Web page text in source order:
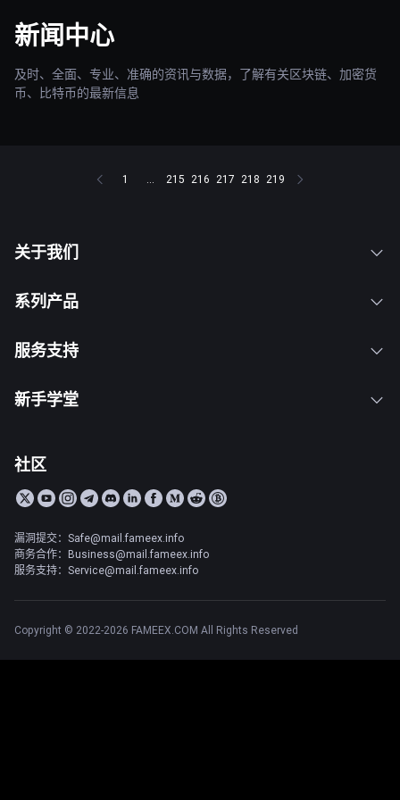
新闻中心
及时、全面、专业、准确的资讯与数据，了解有关区块链、加密货
币、比特币的最新信息
1 ... 215 216 217 218 219
关于我们
系列产品
服务支持
新手学堂
社区
漏洞提交：Safe@mail.fameex.info
商务合作：Business@mail.fameex.info
服务支持：Service@mail.fameex.info
Copyright © 2022-2026 FAMEEX.COM All Rights Reserved